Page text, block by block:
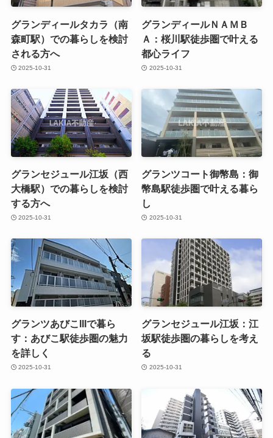
グランディールタカラ（南
森町駅）での暮らしを検討
される方へ
2025-10-31
グランディールＮＡＭＢ
Ａ：桜川駅徒歩圏で叶える
都心ライフ
2025-10-31
グランセジュール江坂（西
大橋駅）での暮らしを検討
する方へ
2025-10-31
グランツコート御幣島：御
幣島駅徒歩圏で叶える暮ら
し
2025-10-31
グランツあびこIIIで暮ら
す：あびこ駅徒歩圏の魅力
を詳しく
2025-10-31
グランセジュール江坂：江
坂駅徒歩圏の暮らしを考え
る
2025-10-31